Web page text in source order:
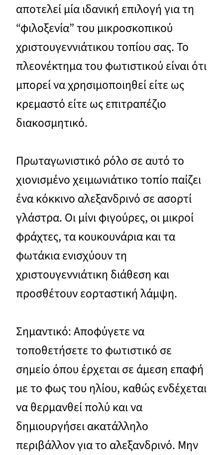
αποτελεί μία ιδανική επιλογή για τη
“φιλοξενία” του μικροσκοπικού
χριστουγεννιάτικου τοπίου σας. Το
πλεονέκτημα του φωτιστικού είναι ότι
μπορεί να χρησιμοποιηθεί είτε ως
κρεμαστό είτε ως επιτραπέζιο
διακοσμητικό.
Πρωταγωνιστικό ρόλο σε αυτό το
χιονισμένο χειμωνιάτικο τοπίο παίζει
ένα κόκκινο αλεξανδρινό σε ασορτί
γλάστρα. Οι μίνι φιγούρες, οι μικροί
φράχτες, τα κουκουνάρια και τα
φωτάκια ενισχύουν τη
χριστουγεννιάτικη διάθεση και
προσθέτουν εορταστική λάμψη.
Σημαντικό: Αποφύγετε να
τοποθετήσετε το φωτιστικό σε
σημείο όπου έρχεται σε άμεση επαφή
με το φως του ηλίου, καθώς ενδέχεται
να θερμανθεί πολύ και να
δημιουργήσει ακατάλληλο
περιβάλλον για το αλεξανδρινό. Μην